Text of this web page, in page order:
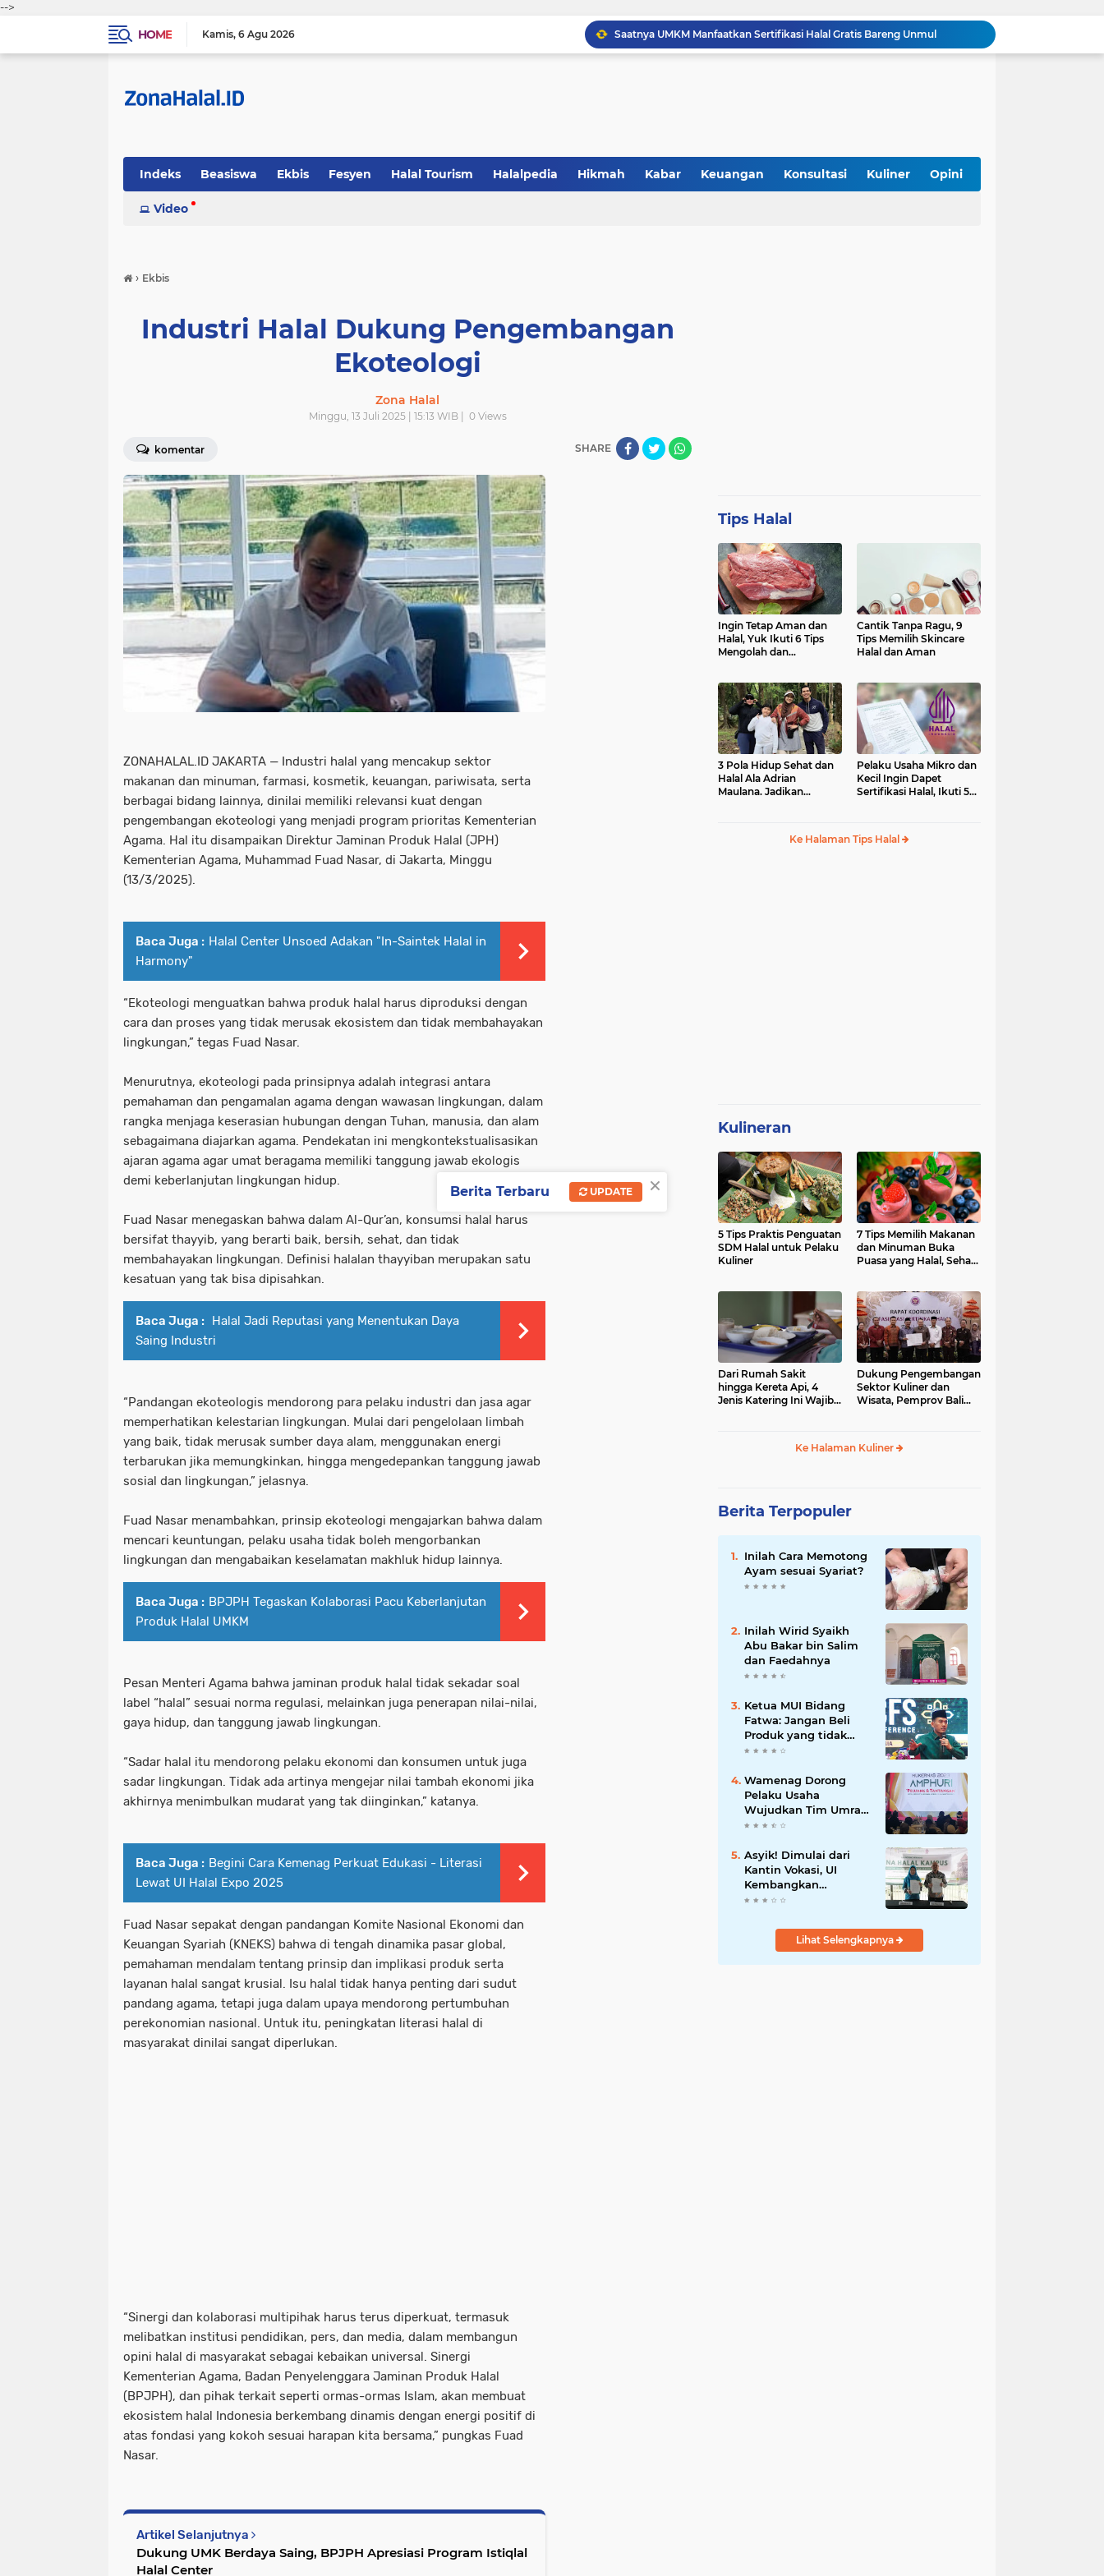
-->
HOME
Kamis 6 Agu 2026
Saatnya UMKM Manfaatkan Sertifikasi Halal Gratis Bareng Unmul
5 Alasan Jogja Halal Bidik Status Festival Bertaraf Internasional
Sachrudin, Pemkot Sedang Siapkan Ekosistem Halal
Saatnya Jadi Penggerak Literasi Halal di Daerah
Indeks Beasiswa Ekbis Fesyen Halal Tourism Halalpedia Hikmah Kabar Keuangan Konsultasi Kuliner Opini
Sosok Tekno-Sains
Video
› Ekbis
Industri Halal Dukung Pengembangan
Ekoteologi
Zona Halal
Minggu, 13 Juli 2025 | 15:13 WIB | 0Views
komentar SHARE
ZONAHALAL.ID JAKARTA — Industri halal yang mencakup sektor
makanan dan minuman, farmasi, kosmetik, keuangan, pariwisata, serta
berbagai bidang lainnya, dinilai memiliki relevansi kuat dengan
pengembangan ekoteologi yang menjadi program prioritas Kementerian
Agama. Hal itu disampaikan Direktur Jaminan Produk Halal (JPH)
Kementerian Agama, Muhammad Fuad Nasar, di Jakarta, Minggu
(13/3/2025).
Baca Juga : Halal Center Unsoed Adakan "In-Saintek Halal in
Harmony"
“Ekoteologi menguatkan bahwa produk halal harus diproduksi dengan
cara dan proses yang tidak merusak ekosistem dan tidak membahayakan
lingkungan,” tegas Fuad Nasar.
Menurutnya, ekoteologi pada prinsipnya adalah integrasi antara
pemahaman dan pengamalan agama dengan wawasan lingkungan, dalam
rangka menjaga keserasian hubungan dengan Tuhan, manusia, dan alam
sebagaimana diajarkan agama. Pendekatan ini mengkontekstualisasikan
ajaran agama agar umat beragama memiliki tanggung jawab ekologis
demi keberlanjutan lingkungan hidup.
Fuad Nasar menegaskan bahwa dalam Al-Qur’an, konsumsi halal harus
bersifat thayyib, yang berarti baik, bersih, sehat, dan tidak
membahayakan lingkungan. Definisi halalan thayyiban merupakan satu
kesatuan yang tak bisa dipisahkan.
Baca Juga :
Halal Jadi Reputasi yang Menentukan Daya
Saing Industri
“Pandangan ekoteologis mendorong para pelaku industri dan jasa agar
memperhatikan kelestarian lingkungan. Mulai dari pengelolaan limbah
yang baik, tidak merusak sumber daya alam, menggunakan energi
terbarukan jika memungkinkan, hingga mengedepankan tanggung jawab
sosial dan lingkungan,” jelasnya.
Fuad Nasar menambahkan, prinsip ekoteologi mengajarkan bahwa dalam
mencari keuntungan, pelaku usaha tidak boleh mengorbankan
lingkungan dan mengabaikan keselamatan makhluk hidup lainnya.
Baca Juga : BPJPH Tegaskan Kolaborasi Pacu Keberlanjutan
Produk Halal UMKM
Pesan Menteri Agama bahwa jaminan produk halal tidak sekadar soal
label “halal” sesuai norma regulasi, melainkan juga penerapan nilai-nilai,
gaya hidup, dan tanggung jawab lingkungan.
“Sadar halal itu mendorong pelaku ekonomi dan konsumen untuk juga
sadar lingkungan. Tidak ada artinya mengejar nilai tambah ekonomi jika
akhirnya menimbulkan mudarat yang tak diinginkan,” katanya.
Baca Juga : Begini Cara Kemenag Perkuat Edukasi - Literasi
Lewat UI Halal Expo 2025
Fuad Nasar sepakat dengan pandangan Komite Nasional Ekonomi dan
Keuangan Syariah (KNEKS) bahwa di tengah dinamika pasar global,
pemahaman mendalam tentang prinsip dan implikasi produk serta
layanan halal sangat krusial. Isu halal tidak hanya penting dari sudut
pandang agama, tetapi juga dalam upaya mendorong pertumbuhan
perekonomian nasional. Untuk itu, peningkatan literasi halal di
masyarakat dinilai sangat diperlukan.
“Sinergi dan kolaborasi multipihak harus terus diperkuat, termasuk
melibatkan institusi pendidikan, pers, dan media, dalam membangun
opini halal di masyarakat sebagai kebaikan universal. Sinergi
Kementerian Agama, Badan Penyelenggara Jaminan Produk Halal
(BPJPH), dan pihak terkait seperti ormas-ormas Islam, akan membuat
ekosistem halal Indonesia berkembang dinamis dengan energi positif di
atas fondasi yang kokoh sesuai harapan kita bersama,” pungkas Fuad
Nasar.
Artikel Selanjutnya
Dukung UMK Berdaya Saing, BPJPH Apresiasi Program Istiqlal
Halal Center
Tips Halal
Ingin Tetap Aman dan
Halal, Yuk Ikuti 6 Tips
Mengolah dan
Cantik Tanpa Ragu, 9
Tips Memilih Skincare
Halal dan Aman
3 Pola Hidup Sehat dan
Halal Ala Adrian
Maulana. Jadikan
Pelaku Usaha Mikro dan
Kecil Ingin Dapet
Sertifikasi Halal, Ikuti 5
Ke Halaman Tips Halal
Kulineran
5 Tips Praktis Penguatan
SDM Halal untuk Pelaku
Kuliner
7 Tips Memilih Makanan
dan Minuman Buka
Puasa yang Halal, Sehat,
Dari Rumah Sakit
hingga Kereta Api, 4
Jenis Katering Ini Wajib
Dukung Pengembangan
Sektor Kuliner dan
Wisata, Pemprov Bali
Ke Halaman Kuliner
Berita Terpopuler
Inilah Cara Memotong
Ayam sesuai Syariat?
Inilah Wirid Syaikh
Abu Bakar bin Salim
dan Faedahnya
Ketua MUI Bidang
Fatwa: Jangan Beli
Produk yang tidak
Halal
Wamenag Dorong
Pelaku Usaha
Wujudkan Tim Umrah
dan Haji Indonesia
Asyik! Dimulai dari
Kantin Vokasi, UI
Kembangkan
Ekosistem Halal
Lihat Selengkapnya
×
Berita Terbaru UPDATE